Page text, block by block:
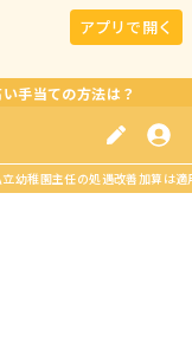
アプリで開く
手当ての方法は？
立幼稚園主任の処遇改善加算は